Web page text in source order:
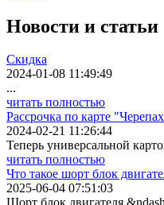
Новости и статьи
Скидка
2024-01-08 11:49:49
...
читать полностью
Рассрочка по карте
2024-02-21 11:26:44
Теперь универсальной
читать полностью
Что такое шорт блок
2025-06-04 07:51:03